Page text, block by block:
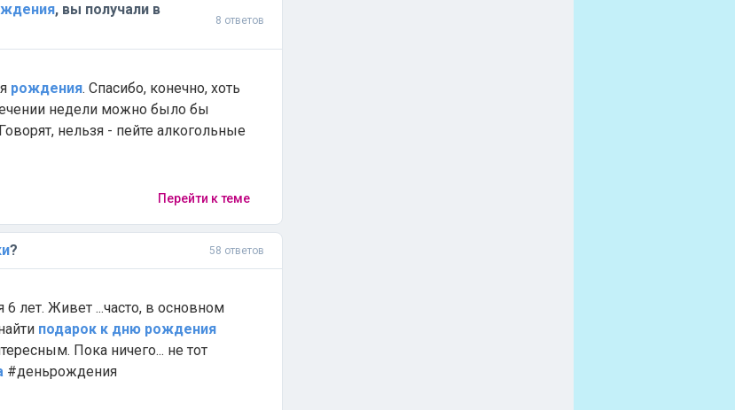
, вы получали в
8 ответов
рождения. Спасибо, конечно, хоть
недели можно было бы
нельзя - пейте алкогольные
Перейти к теме
? 58 ответов
6 лет. Живет ...часто, в основном
подарок к дню рождения
Пока ничего... не тот
#деньрождения